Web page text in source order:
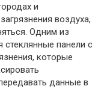
и
воздуха,
Одним из
стеклянные панели с
которые
данные в